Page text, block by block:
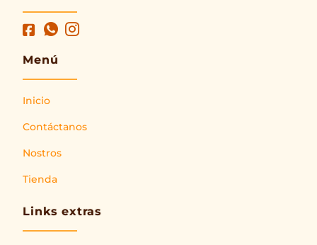
Menú
Inicio
Contáctanos
Nostros
Tienda
Links extras